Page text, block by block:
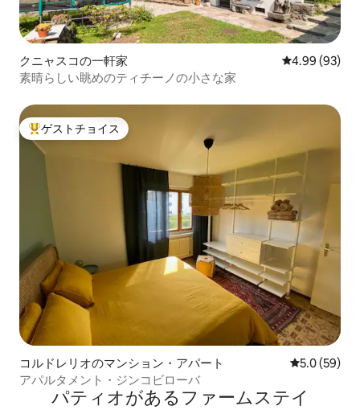
クニャスコの一軒家 レビュー93
4.99 (93)
素晴らしい眺めのティチーノの小さな家
大好評のゲストチョイスです。
ゲストチョイス
コルドレリオのマンション・アパート レビュー59
5.0 (59)
アパルタメント・ジンコビローバ
パティオがあるファームステイ